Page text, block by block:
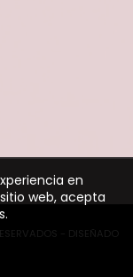
- DISEÑADO
en
web, acepta